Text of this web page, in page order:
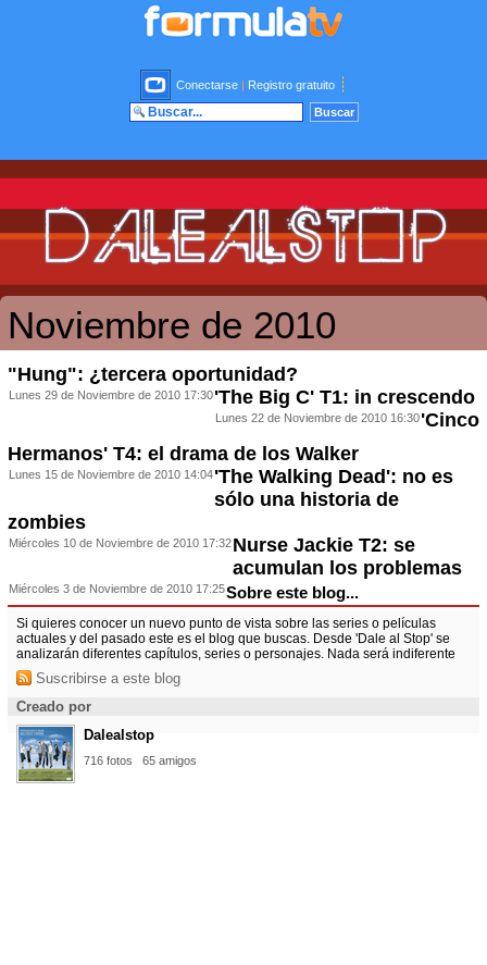
Conectarse | Registro gratuito
Noviembre de 2010
"Hung": ¿tercera oportunidad?
Lunes 29 de Noviembre de 2010 17:30'The Big C' T1: in crescendo
Lunes 22 de Noviembre de 2010 16:30'Cinco
Hermanos' T4: el drama de los Walker
Lunes 15 de Noviembre de 2010 14:04'The Walking Dead': no es
sólo una historia de
zombies
Miércoles 10 de Noviembre de 2010 17:32Nurse Jackie T2: se
acumulan los problemas
Miércoles 3 de Noviembre de 2010 17:25Sobre este blog...
Si quieres conocer un nuevo punto de vista sobre las series o películas
actuales y del pasado este es el blog que buscas. Desde 'Dale al Stop' se
analizarán diferentes capítulos, series o personajes. Nada será indiferente
Suscribirse a este blog
Creado por
Dalealstop
716 fotos 65 amigos